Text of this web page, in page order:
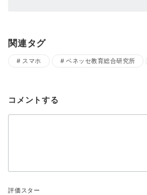
関連タグ
スマホ ベネッセ教育総合研究所
コメントする
評価スター